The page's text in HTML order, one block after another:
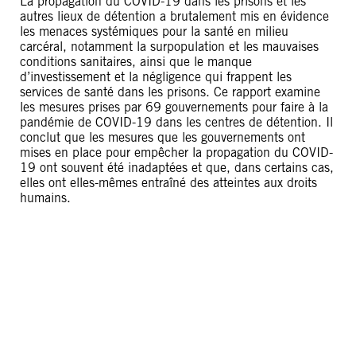
autres lieux de détention a brutalement mis en évidence
les menaces systémiques pour la santé en milieu
carcéral, notamment la surpopulation et les mauvaises
conditions sanitaires, ainsi que le manque
d’investissement et la négligence qui frappent les
services de santé dans les prisons. Ce rapport examine
les mesures prises par 69 gouvernements pour faire à la
pandémie de COVID-19 dans les centres de détention. Il
conclut que les mesures que les gouvernements ont
mises en place pour empêcher la propagation du COVID-
19 ont souvent été inadaptées et que, dans certains cas,
elles ont elles-mêmes entraîné des atteintes aux droits
humains.